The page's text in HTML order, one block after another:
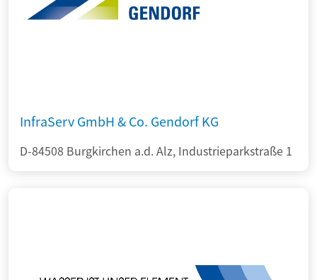
InfraServ GmbH & Co. Gendorf KG
D-84508 Burgkirchen a.d. Alz, Industrieparkstraße 1